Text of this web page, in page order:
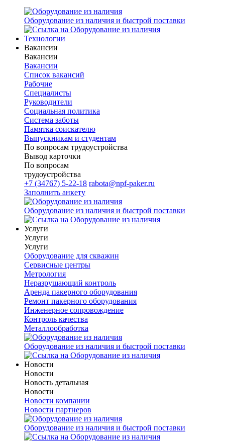
Оборудование из наличия и быстрой поставки
Технологии
Вакансии
Вакансии
Вакансии
Список вакансий
Рабочие
Специалисты
Руководители
Cоциальная политика
Система заботы
Памятка соискателю
Выпускникам и студентам
По вопросам трудоустройства
Вывод карточки
По вопросам
трудоустройства
+7 (34767) 5-22-18 rabota@npf-paker.ru
Заполнить анкету
Оборудование из наличия и быстрой поставки
Услуги
Услуги
Услуги
Оборудование для скважин
Сервисные центры
Метрология
Неразрушающий контроль
Аренда пакерного оборудования
Ремонт пакерного оборудования
Инженерное сопровождение
Контроль качества
Металлообработка
Оборудование из наличия и быстрой поставки
Новости
Новости
Новость детальная
Новости
Новости компании
Новости партнеров
Оборудование из наличия и быстрой поставки